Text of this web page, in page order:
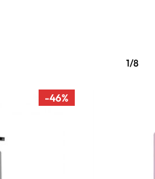
1/8
-46%